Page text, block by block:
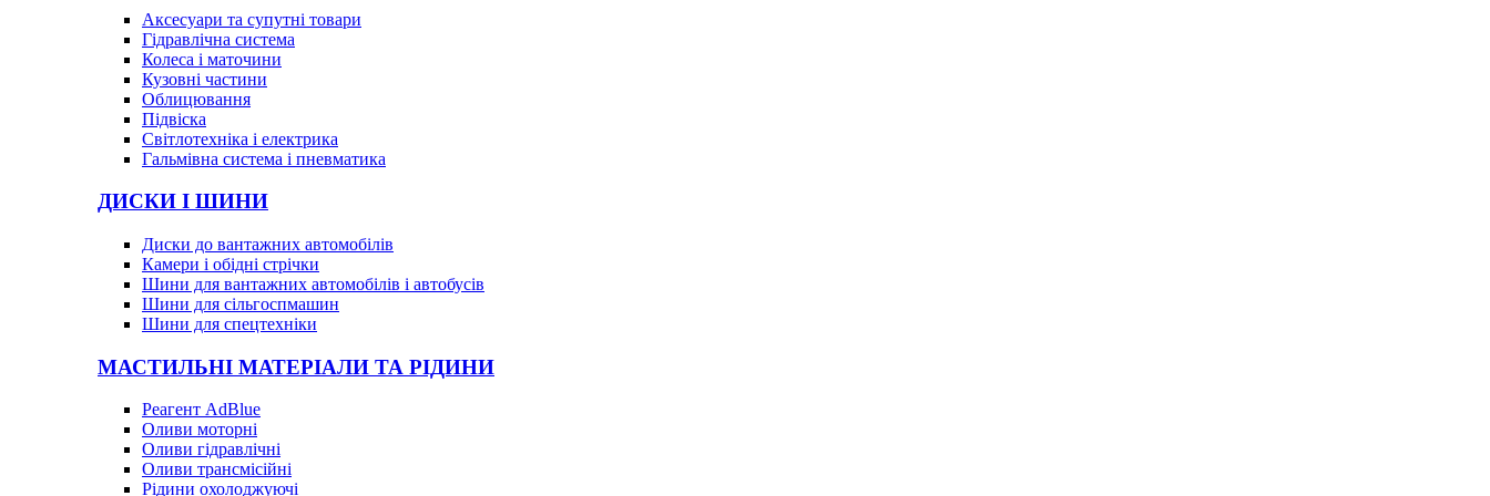
Аксесуари та супутні товари
Гідравлічна система
Колеса і маточини
Кузовні частини
Облицювання
Підвіска
Світлотехніка і електрика
Гальмівна система і пневматика
ДИСКИ І ШИНИ
Диски до вантажних автомобілів
Камери і обідні стрічки
Шини для вантажних автомобілів і автобусів
Шини для сільгоспмашин
Шини для спецтехніки
МАСТИЛЬНІ МАТЕРІАЛИ ТА РІДИНИ
Реагент AdBlue
Оливи моторні
Оливи гідравлічні
Оливи трансмісійні
Рідини охолоджуючі